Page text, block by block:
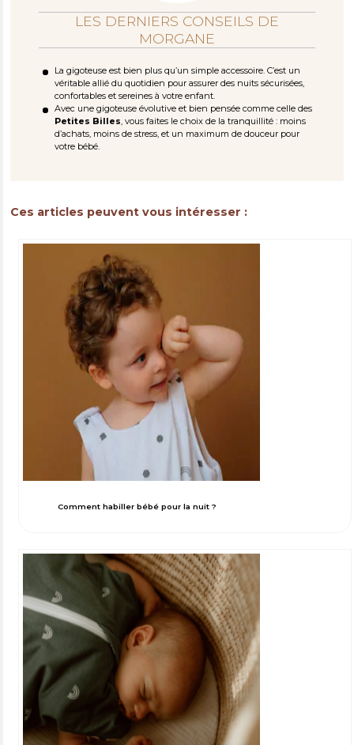
LES DERNIERS CONSEILS DE
MORGANE
La gigoteuse est bien plus qu’un simple accessoire. C’est un
véritable allié du quotidien pour assurer des nuits sécurisées,
confortables et sereines à votre enfant.
Avec une gigoteuse évolutive et bien pensée comme celle des
Petites Billes, vous faites le choix de la tranquillité : moins
d’achats, moins de stress, et un maximum de douceur pour
votre bébé.
Ces articles peuvent vous intéresser :
Comment habiller bébé pour la nuit ?